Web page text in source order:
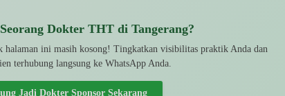
Dokter THT di Tangerang?
halaman ini masih kosong! Tingkatkan visibilitas praktik Anda dan
terhubung langsung ke WhatsApp Anda.
Jadi Dokter Sponsor Sekarang